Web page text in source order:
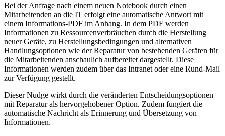
Bei der Anfrage nach einem neuen Notebook durch einen
Mitarbeitenden an die IT erfolgt eine automatische Antwort mit
einem Informations-PDF im Anhang. In dem PDF werden
Informationen zu Ressourcenverbräuchen durch die Herstellung
neuer Geräte, zu Herstellungsbedingungen und alternativen
Handlungsoptionen wie der Reparatur von bestehenden Geräten für
die Mitarbeitenden anschaulich aufbereitet dargestellt. Diese
Informationen werden zudem über das Intranet oder eine Rund-Mail
zur Verfügung gestellt.
Dieser Nudge wirkt durch die veränderten Entscheidungsoptionen
mit Reparatur als hervorgehobener Option. Zudem fungiert die
automatische Nachricht als Erinnerung und Übersetzung von
Informationen.